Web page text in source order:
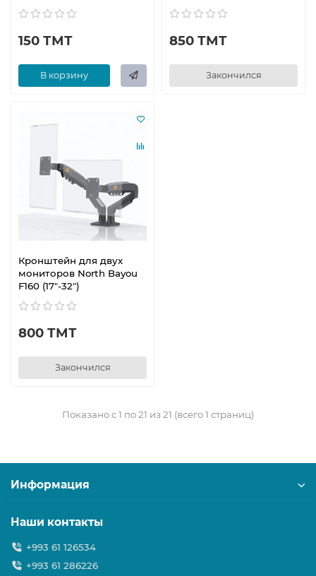
150 ТМТ
В корзину
850 ТМТ
Закончился
Кронштейн для двух
мониторов North Bayou
F160 (17"-32")
800 ТМТ
Закончился
Показано с 1 по 21 из 21 (всего 1 страниц)
Информация
Наши контакты
+993 61 126534
+993 61 286226